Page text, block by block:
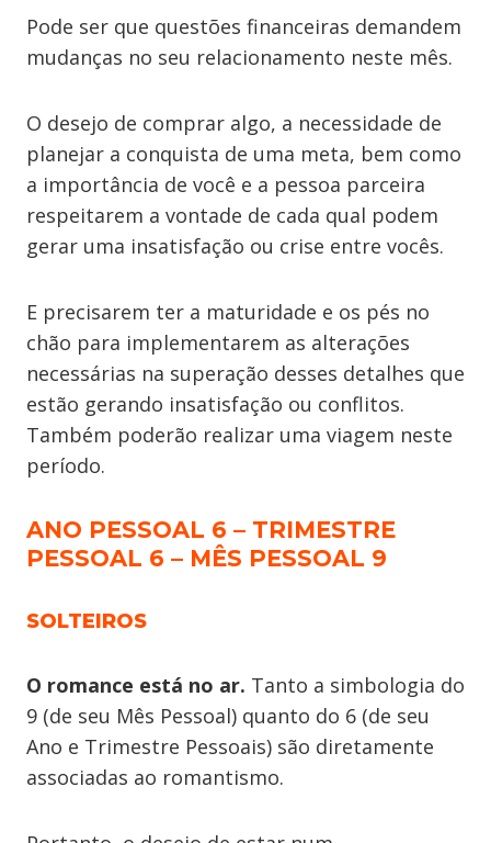
Pode ser que questões financeiras demandem
mudanças no seu relacionamento neste mês.
O desejo de comprar algo, a necessidade de
planejar a conquista de uma meta, bem como
a importância de você e a pessoa parceira
respeitarem a vontade de cada qual podem
gerar uma insatisfação ou crise entre vocês.
E precisarem ter a maturidade e os pés no
chão para implementarem as alterações
necessárias na superação desses detalhes que
estão gerando insatisfação ou conflitos.
Também poderão realizar uma viagem neste
período.
ANO PESSOAL 6 – TRIMESTRE
PESSOAL 6 – MÊS PESSOAL 9
SOLTEIROS
O romance está no ar. Tanto a simbologia do
9 (de seu Mês Pessoal) quanto do 6 (de seu
Ano e Trimestre Pessoais) são diretamente
associadas ao romantismo.